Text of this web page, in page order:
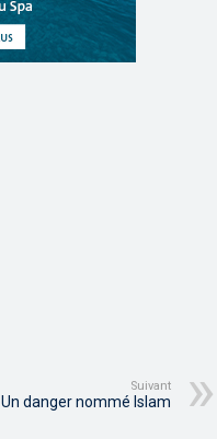
Suivant
Un danger nommé Islam